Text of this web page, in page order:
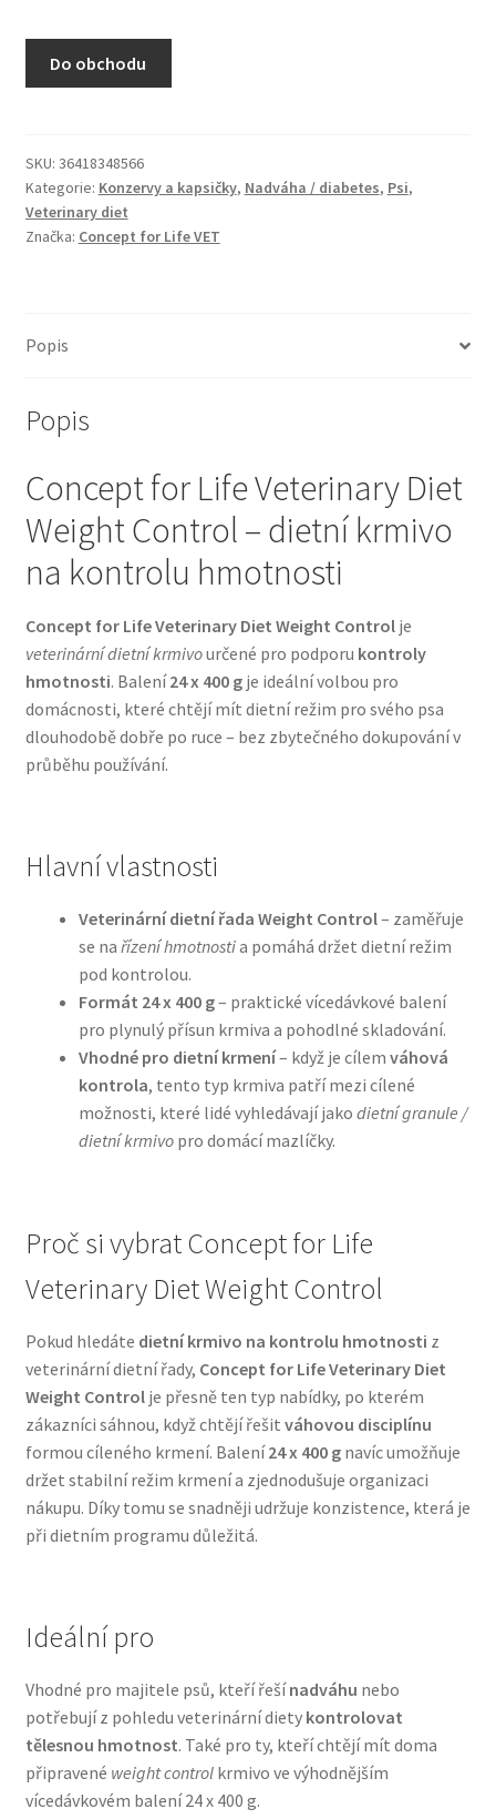
Purizon pro kočky
Vše pro psy — Krmivo, doplňky, vybavení
Boudy a výběhy
Bozita pro psy — Švédské krmivo s nordickou kvalitou
Granule pro psy
Natural Trainer pro psy — Italské krmivo s
přírodními složkami
Hill’s pro psy
Hračky pro psy
Konzervy a kapsičky pro psy
N&D Farmina pro psy — Italské holistic krmivo
Oblečky pro psy
Ortopedické pelíšky
Přepravky pro psy
Purizon pro psy — Vysoký obsah masa, bez obilovin
Royal Canin pro psy
Veterinární dieta pro psy
Wolf of Wilderness
Do obchodu
SKU: 36418348566
Kategorie: Konzervy a kapsičky, Nadváha / diabetes, Psi,
Veterinary diet
Značka: Concept for Life VET
Popis
Popis
Concept for Life Veterinary Diet
Weight Control – dietní krmivo
na kontrolu hmotnosti
Concept for Life Veterinary Diet Weight Controlje
veterinární dietní krmivourčené pro podporu kontroly
hmotnosti. Balení24 x 400 gje ideální volbou pro
domácnosti, které chtějí mít dietní režim pro svého psa
dlouhodobě dobře po ruce – bez zbytečného dokupování v
průběhu používání.
Hlavní vlastnosti
Veterinární dietní řada Weight Control– zaměřuje
se na řízení hmotnostia pomáhá držet dietní režim
pod kontrolou.
Formát 24 x 400 g– praktické vícedávkové balení
pro plynulý přísun krmiva a pohodlné skladování.
Vhodné pro dietní krmení– když je cílem váhová
kontrola, tento typ krmiva patří mezi cílené
možnosti, které lidé vyhledávají jako dietní granule /
dietní krmivopro domácí mazlíčky.
Proč si vybrat Concept for Life
Veterinary Diet Weight Control
Pokud hledáte dietní krmivo na kontrolu hmotnosti z
veterinární dietní řady, Concept for Life Veterinary Diet
Weight Controlje přesně ten typ nabídky, po kterém
zákazníci sáhnou, když chtějí řešit váhovou disciplínu
formou cíleného krmení. Balení24 x 400 gnavíc umožňuje
držet stabilní režim krmení a zjednodušuje organizaci
nákupu. Díky tomu se snadněji udržuje konzistence, která je
při dietním programu důležitá.
Ideální pro
Vhodné pro majitele psů, kteří řešínadváhu nebo
potřebují z pohledu veterinární diety kontrolovat
tělesnou hmotnost. Také pro ty, kteří chtějí mít doma
připravené weight controlkrmivo ve výhodnějším
vícedávkovém balení 24 x 400 g.